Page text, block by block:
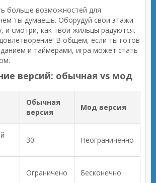
больше возможностей для
ты думаешь. Оборудуй свои этажи
и смотри, как твои жильцы радуются.
В общем, если ты готов
и таймерами, игра может стать
версий: обычная vs мод
Обычная
версия
Мод версия
30 Неограниченно
Ограничено Бесконечно